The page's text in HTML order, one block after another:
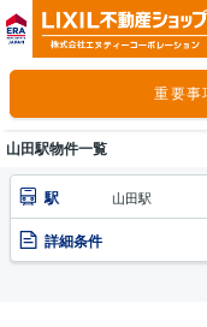
重要事
山田駅物件一覧
駅 山田駅
詳細条件